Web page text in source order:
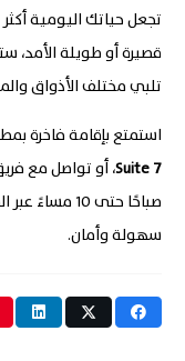
تجعل حياتك اليومية
قصيرة أو طويلة الأمد،
تلبي مختلف الأذواق
استمتع بإقامة فاخرة
Suite7
صباحًا حتى 10
سهولة وأمان.